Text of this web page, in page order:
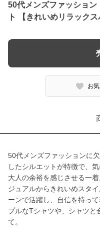
50代メンズファッショ
ト 【きれいめリラックス
お
50代メンズファッションに
したシルエットが特徴で、
大人の余裕を感じさせる一
ジュアルからきれいめスタ
ーンで活躍し、自信を持っ
プルなTシャツや、シャツと
て。